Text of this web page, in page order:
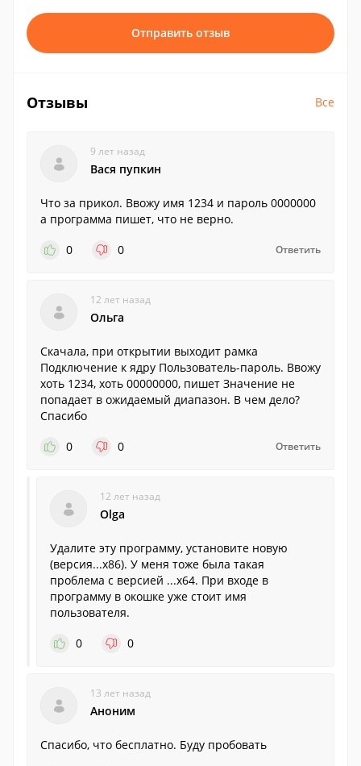
Отправить отзыв
Отзывы Все
9 лет назад
Вася пупкин
Что за прикол. Ввожу имя 1234 и пароль 0000000
а программа пишет, что не верно.
0
0 Ответить
12 лет назад
Ольга
Скачала, при открытии выходит рамка
Подключение к ядру Пользователь-пароль. Ввожу
хоть 1234, хоть 00000000, пишет Значение не
попадает в ожидаемый диапазон. В чем дело?
Спасибо
0
0 Ответить
12 лет назад
Olga
Удалите эту программу, установите новую
(версия...х86). У меня тоже была такая
проблема с версией ...х64. При входе в
программу в окошке уже стоит имя
пользователя.
0
0
13 лет назад
Аноним
Спасибо, что бесплатно. Буду пробовать